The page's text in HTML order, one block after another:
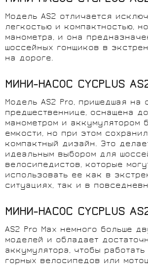
Модель AS2 отличается
легкостью и компактностью, но
манометра, и она
шоссейных гонщиков в
на дороге.
МИНИ-НАСОС CYCPLUS
Модель AS2 Pro, пришедшая на
предшественнице, оснащена
манометром и аккумулятором
емкости, но при этом
компактный дизайн. Это
идеальным выбором для
велосипедистов, которые
использовать ее как в
ситуациях, так и в
МИНИ-НАСОС CYCPLUS
AS2 Pro Max немного больше
моделей и обладает
аккумулятора, чтобы работать
горных велосипедов или